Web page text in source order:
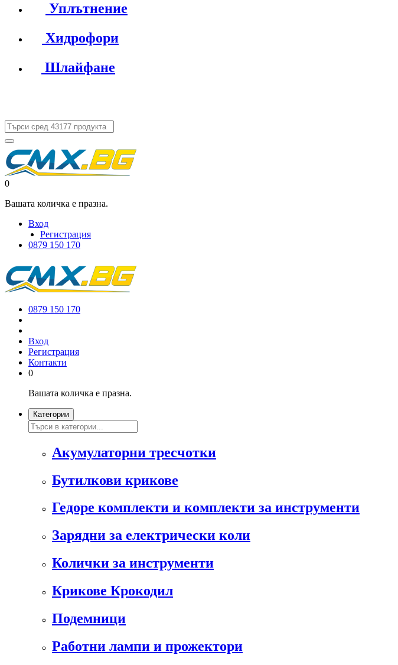
Уплътнение
Хидрофори
Шлайфане
0
Вашата количка е празна.
Вход
Регистрация
0879 150 170
0879 150 170
Вход
Регистрация
Контакти
0
Вашата количка е празна.
Категории
Акумулаторни тресчотки
Бутилкови крикове
Гедоре комплекти и комплекти за инструменти
Зарядни за електрически коли
Колички за инструменти
Крикове Крокодил
Подемници
Работни лампи и прожектори